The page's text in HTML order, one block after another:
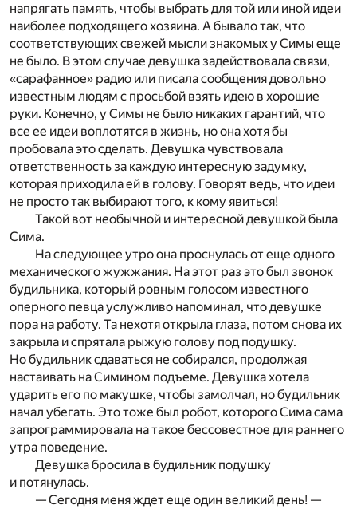
напрягать память, чтобы выбрать для той или иной идеи
наиболее подходящего хозяина. А бывало так, что
соответствующих свежей мысли знакомых у Симы еще
не было. В этом случае девушка задействовала связи,
«сарафанное» радио или писала сообщения довольно
известным людям с просьбой взять идею в хорошие
руки. Конечно, у Симы не было никаких гарантий, что
все ее идеи воплотятся в жизнь, но она хотя бы
пробовала это сделать. Девушка чувствовала
ответственность за каждую интересную задумку,
которая приходила ей в голову. Говорят ведь, что идеи
не просто так выбирают того, к кому явиться!
Такой вот необычной и интересной девушкой была
Сима.
На следующее утро она проснулась от еще одного
механического жужжания. На этот раз это был звонок
будильника, который ровным голосом известного
оперного певца услужливо напоминал, что девушке
пора на работу. Та нехотя открыла глаза, потом снова их
закрыла и спрятала рыжую голову под подушку.
Но будильник сдаваться не собирался, продолжая
настаивать на Симином подъеме. Девушка хотела
ударить его по макушке, чтобы замолчал, но будильник
начал убегать. Это тоже был робот, которого Сима сама
запрограммировала на такое бессовестное для раннего
утра поведение.
Девушка бросила в будильник подушку
и потянулась.
— Сегодня меня ждет еще один великий день! —